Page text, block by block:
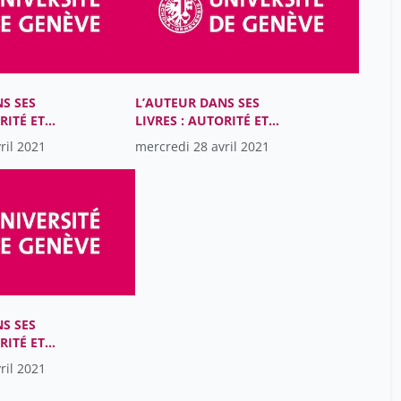
Chalamet Christophe 45
Christian Lovis
Christophe Gaudet-
Blavignac
Colin Xavier
Coralie Fournier
SES
ET
LES
(XIIIe-
2021
L’AUTEUR DANS SES
LIVRES : AUTORITÉ ET
MATÉRIALITÉ DANS LES
LITTÉRATURES ROMANES
mercredi 28 avril 2021
SES
ET
LES
2021